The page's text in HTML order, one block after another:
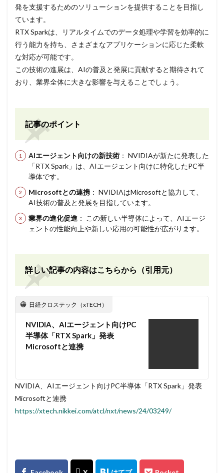
発を支援するためのソリューションを提供することを目指し
ています。
RTX Sparkは、リアルタイムでのデータ処理や学習を効率的に
行う能力を持ち、さまざまなアプリケーションに応じた柔軟
な対応が可能です。
この技術の進展は、AIの普及と発展に貢献すると期待されて
おり、業界全体に大きな影響を与えることでしょう。
記事のポイント
AIエージェント向けの新技術 ： NVIDIAが新たに発表した
「RTX Spark」は、AIエージェント向けに特化したPC半
導体です。
Microsoftとの連携 ： NVIDIAはMicrosoftと協力して、
AI技術の普及と発展を目指しています。
業界の進化促進 ： この新しい半導体によって、AIエージ
ェントの性能向上や新しい応用の可能性が広がります。
詳しい記事の内容はこちらから（引用元）
日経クロステック（xTECH）
NVIDIA、AIエージェント向けPC
半導体「RTX Spark」発表
Microsoftと連携
NVIDIA、AIエージェント向けPC半導体「RTX Spark」発表
Microsoftと連携
https://xtech.nikkei.com/atcl/nxt/news/24/03249/